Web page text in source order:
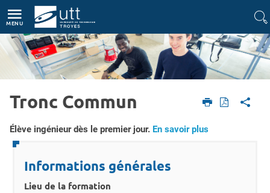
MENU
Etudiant Formations Engineering Degree Le Tronc Commun
Tronc Commun
Résumé
Élève ingénieur dès le premier jour. En savoir plus
Détails
Informations générales
Lieu de la formation